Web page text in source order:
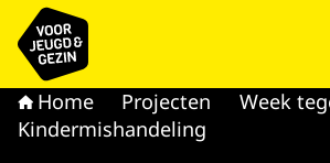
Naar de homepage van voor Jeugd &
Home Projecten
Week
Kindermishandeling